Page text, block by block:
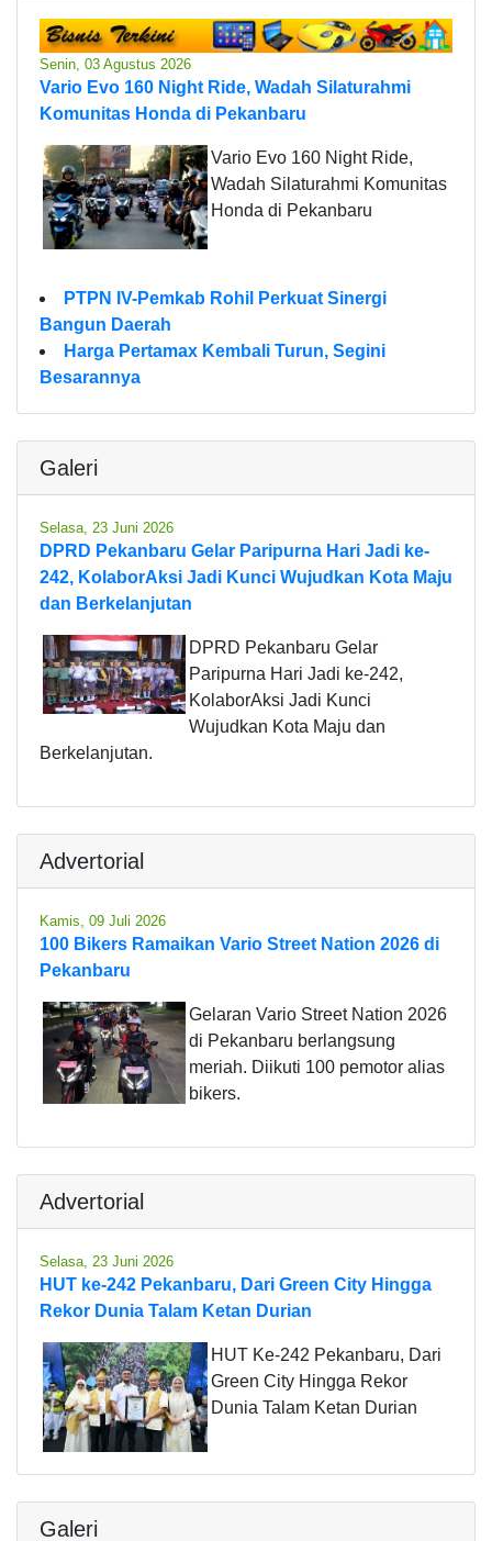
Senin, 03 Agustus 2026
Vario Evo 160 Night Ride, Wadah Silaturahmi
Komunitas Honda di Pekanbaru
Vario Evo 160 Night Ride,
Wadah Silaturahmi Komunitas
Honda di Pekanbaru
PTPN IV-Pemkab Rohil Perkuat Sinergi
Bangun Daerah
Harga Pertamax Kembali Turun, Segini
Besarannya
Galeri
Selasa, 23 Juni 2026
DPRD Pekanbaru Gelar Paripurna Hari Jadi ke-
242, KolaborAksi Jadi Kunci Wujudkan Kota Maju
dan Berkelanjutan
DPRD Pekanbaru Gelar
Paripurna Hari Jadi ke-242,
KolaborAksi Jadi Kunci
Wujudkan Kota Maju dan
Berkelanjutan.
Advertorial
Kamis, 09 Juli 2026
100 Bikers Ramaikan Vario Street Nation 2026 di
Pekanbaru
Gelaran Vario Street Nation 2026
di Pekanbaru berlangsung
meriah. Diikuti 100 pemotor alias
bikers.
Advertorial
Selasa, 23 Juni 2026
HUT ke-242 Pekanbaru, Dari Green City Hingga
Rekor Dunia Talam Ketan Durian
HUT Ke-242 Pekanbaru, Dari
Green City Hingga Rekor
Dunia Talam Ketan Durian
Galeri